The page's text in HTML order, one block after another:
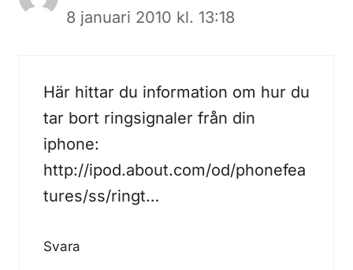
8 januari 2010 kl. 13:18
Här hittar du information om hur du
tar bort ringsignaler från din
iphone:
http://ipod.about.com/od/phonefea
tures/ss/ringt…
Svara